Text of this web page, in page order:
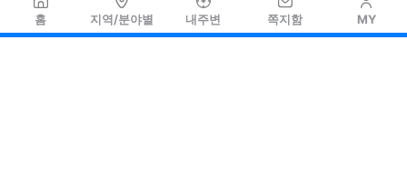
홈 지역/분야별 내주변 쪽지함 MY